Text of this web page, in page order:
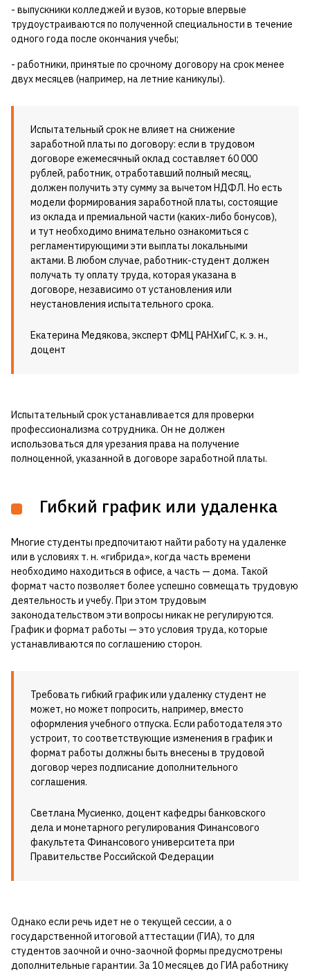
- выпускники колледжей и вузов, которые впервые
трудоустраиваются по полученной специальности в течение
одного года после окончания учебы;
- работники, принятые по срочному договору на срок менее
двух месяцев (например, на летние каникулы).
Испытательный срок не влияет на снижение
заработной платы по договору: если в трудовом
договоре ежемесячный оклад составляет 60 000
рублей, работник, отработавший полный месяц,
должен получить эту сумму за вычетом НДФЛ. Но есть
модели формирования заработной платы, состоящие
из оклада и премиальной части (каких-либо бонусов),
и тут необходимо внимательно ознакомиться с
регламентирующими эти выплаты локальными
актами. В любом случае, работник-студент должен
получать ту оплату труда, которая указана в
договоре, независимо от установления или
неустановления испытательного срока.
Екатерина Медякова, эксперт ФМЦ РАНХиГС, к. э. н.,
доцент
Испытательный срок устанавливается для проверки
профессионализма сотрудника. Он не должен
использоваться для урезания права на получение
полноценной, указанной в договоре заработной платы.
Гибкий график или удаленка
Многие студенты предпочитают найти работу на удаленке
или в условиях т. н. «гибрида», когда часть времени
необходимо находиться в офисе, а часть — дома. Такой
формат часто позволяет более успешно совмещать трудовую
деятельность и учебу. При этом трудовым
законодательством эти вопросы никак не регулируются.
График и формат работы — это условия труда, которые
устанавливаются по соглашению сторон.
Требовать гибкий график или удаленку студент не
может, но может попросить, например, вместо
оформления учебного отпуска. Если работодателя это
устроит, то соответствующие изменения в график и
формат работы должны быть внесены в трудовой
договор через подписание дополнительного
соглашения.
Светлана Мусиенко, доцент кафедры банковского
дела и монетарного регулирования Финансового
факультета Финансового университета при
Правительстве Российской Федерации
Однако если речь идет не о текущей сессии, а о
государственной итоговой аттестации (ГИА), то для
студентов заочной и очно-заочной формы предусмотрены
дополнительные гарантии. За 10 месяцев до ГИА работнику